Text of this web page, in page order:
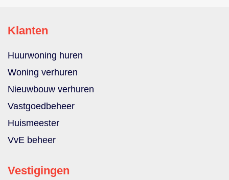
Klanten
Huurwoning huren
Woning verhuren
Nieuwbouw verhuren
Vastgoedbeheer
Huismeester
VvE beheer
Vestigingen